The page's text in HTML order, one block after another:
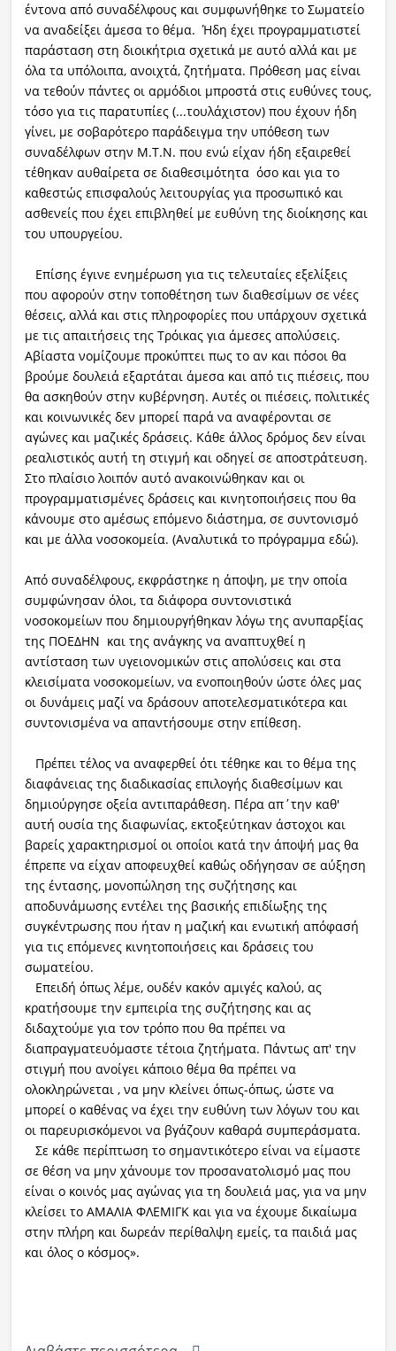
έντονα από συναδέλφους και συμφωνήθηκε το Σωματείο
να αναδείξει άμεσα το θέμα. Ήδη έχει προγραμματιστεί
παράσταση στη διοικήτρια σχετικά με αυτό αλλά και με
όλα τα υπόλοιπα, ανοιχτά, ζητήματα. Πρόθεση μας είναι
να τεθούν πάντες οι αρμόδιοι μπροστά στις ευθύνες τους,
τόσο για τις παρατυπίες (...τουλάχιστον) που έχουν ήδη
γίνει, με σοβαρότερο παράδειγμα την υπόθεση των
συναδέλφων στην Μ.Τ.Ν. που ενώ είχαν ήδη εξαιρεθεί
τέθηκαν αυθαίρετα σε διαθεσιμότητα όσο και για το
καθεστώς επισφαλούς λειτουργίας για προσωπικό και
ασθενείς που έχει επιβληθεί με ευθύνη της διοίκησης και
του υπουργείου.
Επίσης έγινε ενημέρωση για τις τελευταίες εξελίξεις
που αφορούν στην τοποθέτηση των διαθεσίμων σε νέες
θέσεις, αλλά και στις πληροφορίες που υπάρχουν σχετικά
με τις απαιτήσεις της Τρόικας για άμεσες απολύσεις.
Αβίαστα νομίζουμε προκύπτει πως το αν και πόσοι θα
βρούμε δουλειά εξαρτάται άμεσα και από τις πιέσεις, που
θα ασκηθούν στην κυβέρνηση. Αυτές οι πιέσεις, πολιτικές
και κοινωνικές δεν μπορεί παρά να αναφέρονται σε
αγώνες και μαζικές δράσεις. Κάθε άλλος δρόμος δεν είναι
ρεαλιστικός αυτή τη στιγμή και οδηγεί σε αποστράτευση.
Στο πλαίσιο λοιπόν αυτό ανακοινώθηκαν και οι
προγραμματισμένες δράσεις και κινητοποιήσεις που θα
κάνουμε στο αμέσως επόμενο διάστημα, σε συντονισμό
και με άλλα νοσοκομεία. (Αναλυτικά το πρόγραμμα εδώ).
Από συναδέλφους, εκφράστηκε η άποψη, με την οποία
συμφώνησαν όλοι, τα διάφορα συντονιστικά
νοσοκομείων που δημιουργήθηκαν λόγω της ανυπαρξίας
της ΠΟΕΔΗΝ και της ανάγκης να αναπτυχθεί η
αντίσταση των υγειονομικών στις απολύσεις και στα
κλεισίματα νοσοκομείων, να ενοποιηθούν ώστε όλες μας
οι δυνάμεις μαζί να δράσουν αποτελεσματικότερα και
συντονισμένα να απαντήσουμε στην επίθεση.
Πρέπει τέλος να αναφερθεί ότι τέθηκε και το θέμα της
διαφάνειας της διαδικασίας επιλογής διαθεσίμων και
δημιούργησε οξεία αντιπαράθεση. Πέρα απ΄την καθ'
αυτή ουσία της διαφωνίας, εκτοξεύτηκαν άστοχοι και
βαρείς χαρακτηρισμοί οι οποίοι κατά την άποψή μας θα
έπρεπε να είχαν αποφευχθεί καθώς οδήγησαν σε αύξηση
της έντασης, μονοπώληση της συζήτησης και
αποδυνάμωσης εντέλει της βασικής επιδίωξης της
συγκέντρωσης που ήταν η μαζική και ενωτική απόφασή
για τις επόμενες κινητοποιήσεις και δράσεις του
σωματείου.
Επειδή όπως λέμε, ουδέν κακόν αμιγές καλού, ας
κρατήσουμε την εμπειρία της συζήτησης και ας
διδαχτούμε για τον τρόπο που θα πρέπει να
διαπραγματευόμαστε τέτοια ζητήματα. Πάντως απ' την
στιγμή που ανοίγει κάποιο θέμα θα πρέπει να
ολοκληρώνεται , να μην κλείνει όπως-όπως, ώστε να
μπορεί ο καθένας να έχει την ευθύνη των λόγων του και
οι παρευρισκόμενοι να βγάζουν καθαρά συμπεράσματα.
Σε κάθε περίπτωση το σημαντικότερο είναι να είμαστε
σε θέση να μην χάνουμε τον προσανατολισμό μας που
είναι ο κοινός μας αγώνας για τη δουλειά μας, για να μην
κλείσει το ΑΜΑΛΙΑ ΦΛΕΜΙΓΚ και για να έχουμε δικαίωμα
στην πλήρη και δωρεάν περίθαλψη εμείς, τα παιδιά μας
και όλος ο κόσμος».